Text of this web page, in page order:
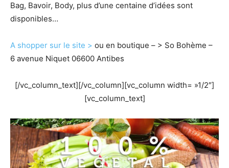
Bag, Bavoir, Body, plus d’une centaine d’idées sont
disponibles…
A shopper sur le site > ou en boutique – > So Bohème –
6 avenue Niquet 06600 Antibes
[/vc_column_text][/vc_column][vc_column width= »1/2″]
[vc_column_text]